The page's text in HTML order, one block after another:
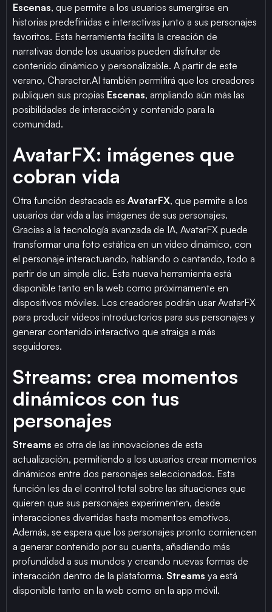
Escenas, que permite a los usuarios sumergirse en
historias predefinidas e interactivas junto a sus personajes
favoritos. Esta herramienta facilita la creación de
narrativas donde los usuarios pueden disfrutar de
contenido dinámico y personalizable. A partir de este
verano, Character.AI también permitirá que los creadores
publiquen sus propias Escenas, ampliando aún más las
posibilidades de interacción y contenido para la
comunidad.
AvatarFX: imágenes que
cobran vida
Otra función destacada es AvatarFX, que permite a los
usuarios dar vida a las imágenes de sus personajes.
Gracias a la tecnología avanzada de IA, AvatarFX puede
transformar una foto estática en un video dinámico, con
el personaje interactuando, hablando o cantando, todo a
partir de un simple clic. Esta nueva herramienta está
disponible tanto en la web como próximamente en
dispositivos móviles. Los creadores podrán usar AvatarFX
para producir videos introductorios para sus personajes y
generar contenido interactivo que atraiga a más
seguidores.
Streams: crea momentos
dinámicos con tus
personajes
Streams es otra de las innovaciones de esta
actualización, permitiendo a los usuarios crear momentos
dinámicos entre dos personajes seleccionados. Esta
función les da el control total sobre las situaciones que
quieren que sus personajes experimenten, desde
interacciones divertidas hasta momentos emotivos.
Además, se espera que los personajes pronto comiencen
a generar contenido por su cuenta, añadiendo más
profundidad a sus mundos y creando nuevas formas de
interacción dentro de la plataforma. Streams ya está
disponible tanto en la web como en la app móvil.